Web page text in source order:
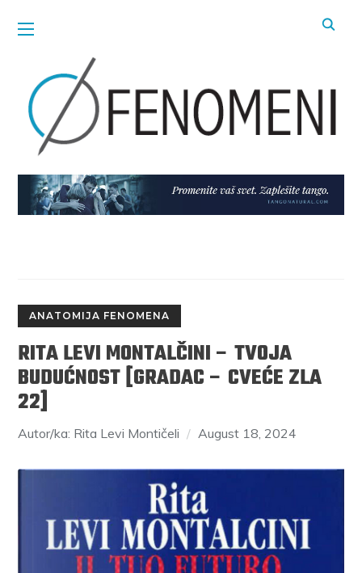
ANATOMIJA FENOMENA
RITA LEVI MONTALČINI – TVOJA
BUDUĆNOST [GRADAC – CVEĆE ZLA
22]
Autor/ka: Rita Levi Montičeli August 18, 2024